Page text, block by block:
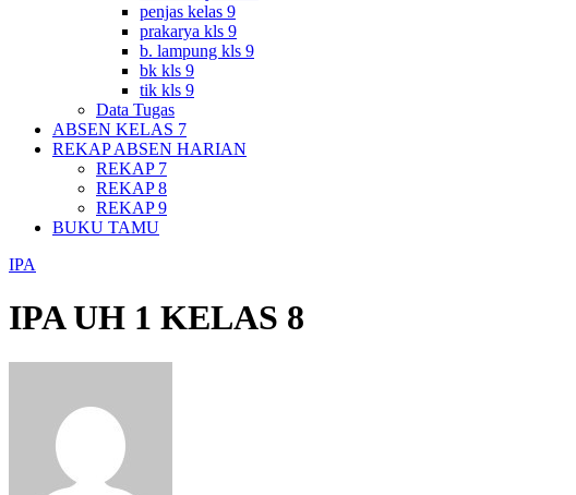
penjas kelas 9
prakarya kls 9
b. lampung kls 9
bk kls 9
tik kls 9
Data Tugas
ABSEN KELAS 7
REKAP ABSEN HARIAN
REKAP 7
REKAP 8
REKAP 9
BUKU TAMU
IPA
IPA UH 1 KELAS 8